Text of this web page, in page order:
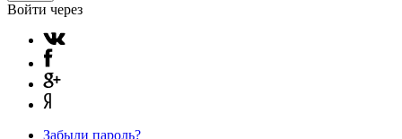
Войти через
Забыли пароль?